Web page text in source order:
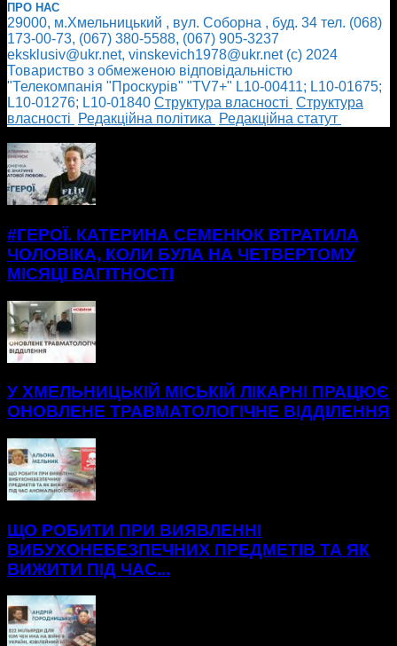
ПРО НАС
29000, м.Хмельницький , вул. Соборна , буд. 34 тел. (068)
173-00-73, (067) 380-5588, (067) 905-3237
eksklusiv@ukr.net, vinskevich1978@ukr.net (с) 2024
Товариство з обмеженою відповідальністю
"Телекомпанія "Проскурів" "TV7+" L10-00411; L10-01675;
L10-01276; L10-01840 Cтруктура власності Cтруктура
власності
Редакційна політика
Редакційна статут
#ГЕРОЇ. КАТЕРИНА СЕМЕНЮК ВТРАТИЛА
ЧОЛОВІКА, КОЛИ БУЛА НА ЧЕТВЕРТОМУ
МІСЯЦІ ВАГІТНОСТІ
У ХМЕЛЬНИЦЬКІЙ МІСЬКІЙ ЛІКАРНІ ПРАЦЮЄ
ОНОВЛЕНЕ ТРАВМАТОЛОГІЧНЕ ВІДДІЛЕННЯ
ЩО РОБИТИ ПРИ ВИЯВЛЕННІ
ВИБУХОНЕБЕЗПЕЧНИХ ПРЕДМЕТІВ ТА ЯК
ВИЖИТИ ПІД ЧАС...